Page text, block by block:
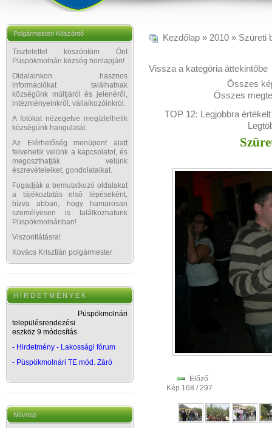
Polgármesteri Köszöntő
Tisztelettel köszöntöm Önt
Püspökmolnári község honlapján!
Oldalainkon hasznos
információkat találhatnak
községünk múltjáról és jelenéről,
intézményeinkről, vállalkozóinkról.
A fotókat nézegetve megízlelhetik
községünk hangulatát.
Az Elérhetőség menüpont alatt
felvehetik velünk a kapcsolatot, és
megoszthatják velünk
észrevételeiket, gondolataikat.
Fogadják a bemutatkozó oldalakat
a tájékoztatás első lépéseként,
bízva abban, hogy hamarosan
személyesen is találkozhatunk
Püspökmolnáriban!
Viszontlátásra!
Kovács Krisztián polgármester
H I R D E T M É N Y E K
Püspökmolnári
településrendezési
eszköz 9 módosítás
- Hirdetmény - Lakossági fórum
- Püspökmolnári TE mód. Záró
Névnap
Kezdőlap » 2010 » Szüreti
Vissza a kategória áttekintőbe
Összes
Összes
TOP 12: Legjobbra értékelt
Előző
Kép 168 / 297